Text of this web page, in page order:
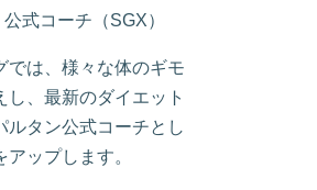
公式コーチ（SGX）
では、様々な体のギモ
し、最新のダイエット
ルタン公式コーチとし
アップします。